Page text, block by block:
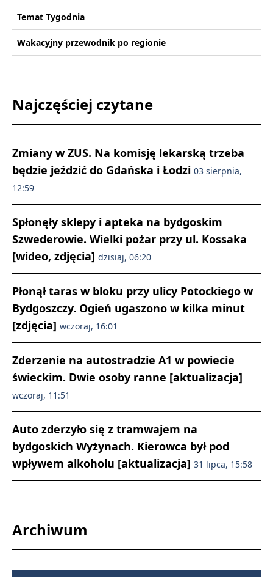
Temat Tygodnia
Wakacyjny przewodnik po regionie
Najczęściej czytane
Zmiany w ZUS. Na komisję lekarską trzeba
będzie jeździć do Gdańska i Łodzi 03 sierpnia,
12:59
Spłonęły sklepy i apteka na bydgoskim
Szwederowie. Wielki pożar przy ul. Kossaka
[wideo, zdjęcia] dzisiaj, 06:20
Płonął taras w bloku przy ulicy Potockiego w
Bydgoszczy. Ogień ugaszono w kilka minut
[zdjęcia] wczoraj, 16:01
Zderzenie na autostradzie A1 w powiecie
świeckim. Dwie osoby ranne [aktualizacja]
wczoraj, 11:51
Auto zderzyło się z tramwajem na
bydgoskich Wyżynach. Kierowca był pod
wpływem alkoholu [aktualizacja] 31 lipca, 15:58
Archiwum